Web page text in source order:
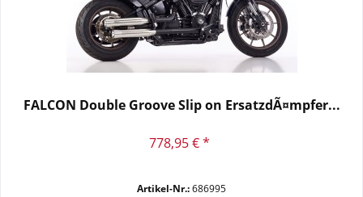
FALCON Double Groove Slip on ErsatzdÃ¤mpfer...
778,95 € *
Artikel-Nr.:686995